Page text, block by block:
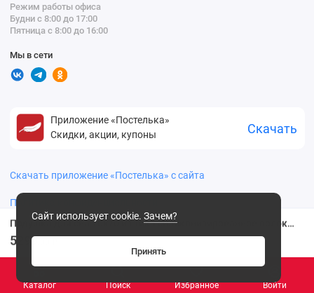
Каталог Поиск Избранное Войти
Подушка для сна 70х70 из тика силиконизированное волокно белая BELASHOFF
5299
Сайт использует cookie. Зачем?
Принять
Режим работы офиса
Будни с 8:00 до 17:00
Пятница с 8:00 до 16:00
Мы в сети
Приложение «Постелька»
Скидки, акции, купоны
Скачать
Скачать приложение «Постелька» с сайта
Политика конфиденциальности